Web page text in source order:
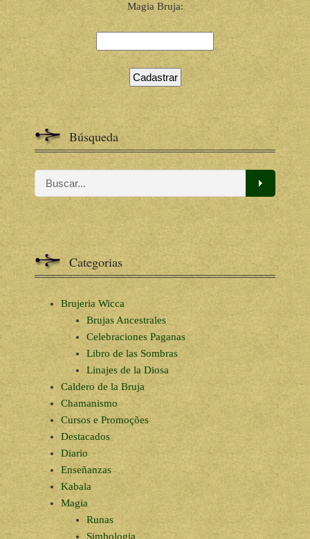
Magia Bruja:
Búsqueda
Categorias
Brujeria Wicca
Brujas Ancestrales
Celebraciones Paganas
Libro de las Sombras
Linajes de la Diosa
Caldero de la Bruja
Chamanismo
Cursos e Promoções
Destacados
Diario
Enseñanzas
Kabala
Magia
Runas
Simbologia